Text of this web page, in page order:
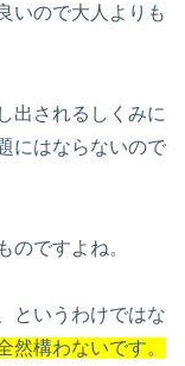
いので大人よりも
出されるしくみに
にはならないので
のですよね。
というわけではな
然構わないです。